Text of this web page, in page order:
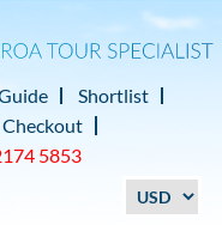
Shortlist
Checkout
5853